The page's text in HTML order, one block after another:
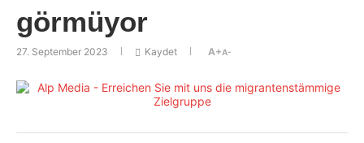
görmüyor
27. September 2023 Kaydet A+A-